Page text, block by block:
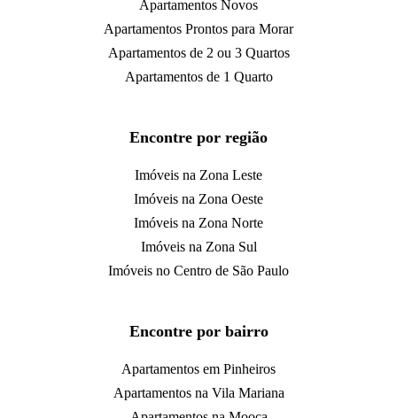
Apartamentos Novos
Apartamentos Prontos para Morar
Apartamentos de 2 ou 3 Quartos
Apartamentos de 1 Quarto
Encontre por região
Imóveis na Zona Leste
Imóveis na Zona Oeste
Imóveis na Zona Norte
Imóveis na Zona Sul
Imóveis no Centro de São Paulo
Encontre por bairro
Apartamentos em Pinheiros
Apartamentos na Vila Mariana